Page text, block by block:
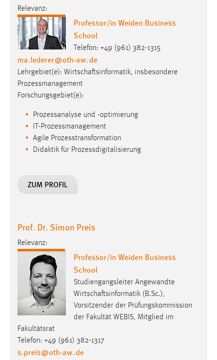
Relevanz:
Professor/in Weiden Business
School
Telefon: +49 (961) 382-1315
ma.lederer@oth-aw.de
Lehrgebiet(e): Wirtschaftsinformatik, insbesondere
Prozessmanagement
Forschungsgebiet(e):
Prozessanalyse und -optimierung
IT-Prozessmanagement
Agile Prozesstransformation
Didaktik für Prozessdigitalisierung
ZUM PROFIL
Prof. Dr. Simon Preis
Relevanz:
Professor/in Weiden Business
School
Studiengangsleiter Angewandte
Wirtschaftsinformatik (B.Sc.),
Vorsitzender der Prüfungskommission
der Fakultät WEBIS, Mitglied im
Fakultätsrat
Telefon: +49 (961) 382-1317
s.preis@oth-aw.de
Conversion-Tracking
Cookie Laufzeit:
3 Monate
Facebook Pixel
Name:
_fbp
Anbieter:
Facebook
Zweck:
Conversion-Tracking
3 Monate
EXTERNE MEDIEN
Plattformen anzeigen zu können, werden von diesen
externen Medien Cookies gesetzt.
YouTube
Vimeo